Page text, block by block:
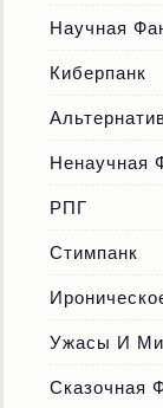
Научная
Киберпанк
Ненаучная
РПГ
Стимпанк
Ужасы И
Сказочная